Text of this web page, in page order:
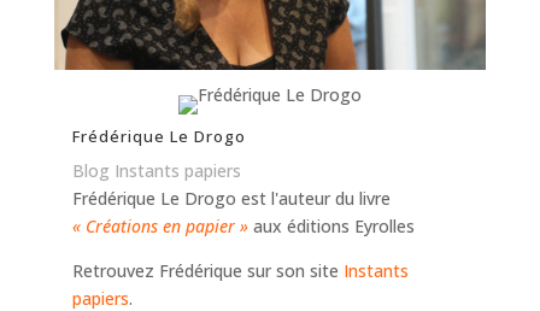
Frédérique Le Drogo
Blog Instants papiers
Frédérique Le Drogo est l'auteur du livre
« Créations en papier » aux éditions Eyrolles
Retrouvez Frédérique sur son site Instants
papiers.